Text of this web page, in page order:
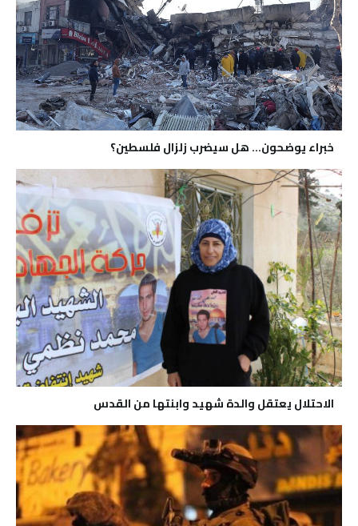
خبراء يوضحون… هل سيضرب زلزال فلسطين؟
الاحتلال يعتقل والدة شهيد وابنتها من القدس